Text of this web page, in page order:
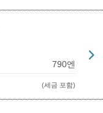
790엔
(세금 포함)